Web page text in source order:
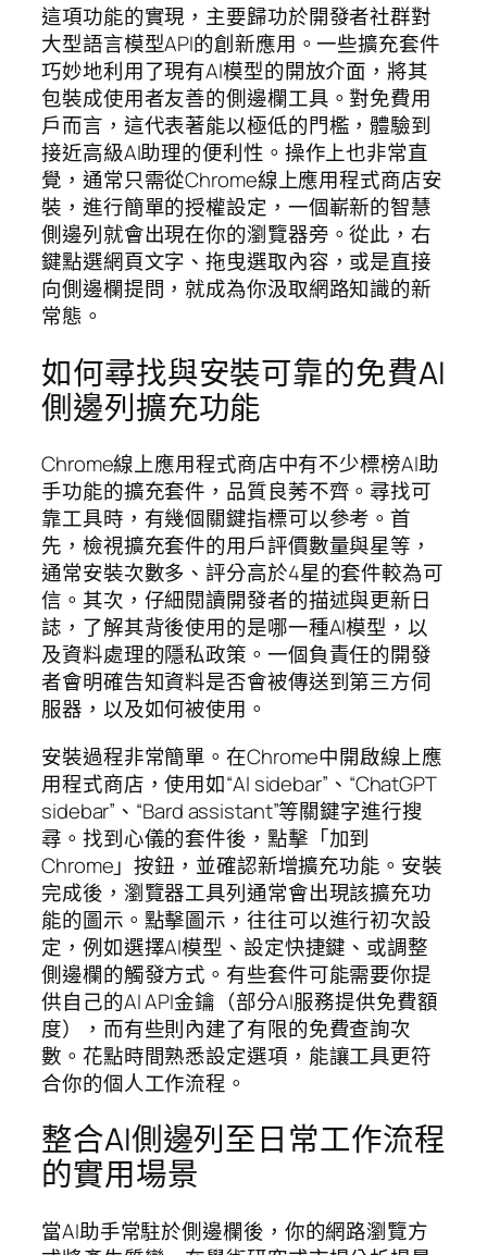
這項功能的實現，主要歸功於開發者社群對
大型語言模型API的創新應用。一些擴充套件
巧妙地利用了現有AI模型的開放介面，將其
包裝成使用者友善的側邊欄工具。對免費用
戶而言，這代表著能以極低的門檻，體驗到
接近高級AI助理的便利性。操作上也非常直
覺，通常只需從Chrome線上應用程式商店安
裝，進行簡單的授權設定，一個嶄新的智慧
側邊列就會出現在你的瀏覽器旁。從此，右
鍵點選網頁文字、拖曳選取內容，或是直接
向側邊欄提問，就成為你汲取網路知識的新
常態。
如何尋找與安裝可靠的免費AI
側邊列擴充功能
Chrome線上應用程式商店中有不少標榜AI助
手功能的擴充套件，品質良莠不齊。尋找可
靠工具時，有幾個關鍵指標可以參考。首
先，檢視擴充套件的用戶評價數量與星等，
通常安裝次數多、評分高於4星的套件較為可
信。其次，仔細閱讀開發者的描述與更新日
誌，了解其背後使用的是哪一種AI模型，以
及資料處理的隱私政策。一個負責任的開發
者會明確告知資料是否會被傳送到第三方伺
服器，以及如何被使用。
安裝過程非常簡單。在Chrome中開啟線上應
用程式商店，使用如“AI sidebar”、“ChatGPT
sidebar”、“Bard assistant”等關鍵字進行搜
尋。找到心儀的套件後，點擊「加到
Chrome」按鈕，並確認新增擴充功能。安裝
完成後，瀏覽器工具列通常會出現該擴充功
能的圖示。點擊圖示，往往可以進行初次設
定，例如選擇AI模型、設定快捷鍵、或調整
側邊欄的觸發方式。有些套件可能需要你提
供自己的AI API金鑰（部分AI服務提供免費額
度），而有些則內建了有限的免費查詢次
數。花點時間熟悉設定選項，能讓工具更符
合你的個人工作流程。
整合AI側邊列至日常工作流程
的實用場景
當AI助手常駐於側邊欄後，你的網路瀏覽方